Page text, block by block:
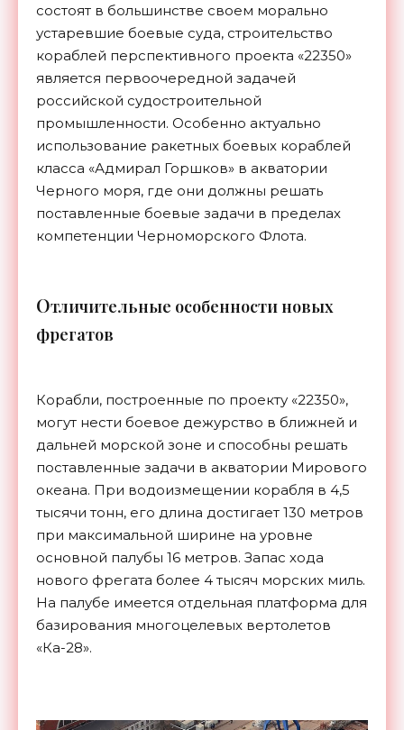
состоят в большинстве своем морально
устаревшие боевые суда, строительство
кораблей перспективного проекта «22350»
является первоочередной задачей
российской судостроительной
промышленности. Особенно актуально
использование ракетных боевых кораблей
класса «Адмирал Горшков» в акватории
Черного моря, где они должны решать
поставленные боевые задачи в пределах
компетенции Черноморского Флота.
Отличительные особенности новых
фрегатов
Корабли, построенные по проекту «22350»,
могут нести боевое дежурство в ближней и
дальней морской зоне и способны решать
поставленные задачи в акватории Мирового
океана. При водоизмещении корабля в 4,5
тысячи тонн, его длина достигает 130 метров
при максимальной ширине на уровне
основной палубы 16 метров. Запас хода
нового фрегата более 4 тысяч морских миль.
На палубе имеется отдельная платформа для
базирования многоцелевых вертолетов
«Ка-28».